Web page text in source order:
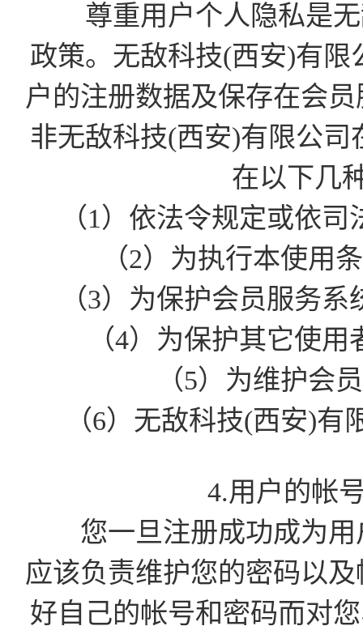
尊重用户个人隐私是无
政策。无敌科技(西安)有
户的注册数据及保存在会
非无敌科技(西安)有限公
在以下几
（1）依法令规定或依
（2）为执行本使用
（3）为保护会员服务
（4）为保护其它使
（5）为维护会
（6）无敌科技(西安)
4.用户的帐
您一旦注册成功成为用
应该负责维护您的密码以
好自己的帐号和密码而对